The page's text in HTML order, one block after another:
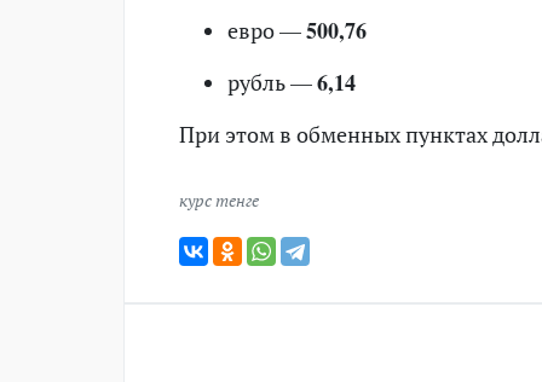
евро —500,76
рубль —6,14
При этом в обменных пунктах
курс тенге